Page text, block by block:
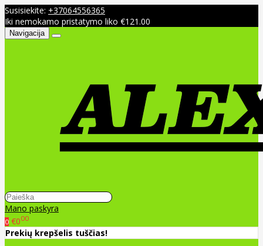
Susisiekite: +37064556365
Iki nemokamo pristatymo liko €121.00
Navigacija
Mano paskyra
0 €000
Prekių krepšelis tuščias!